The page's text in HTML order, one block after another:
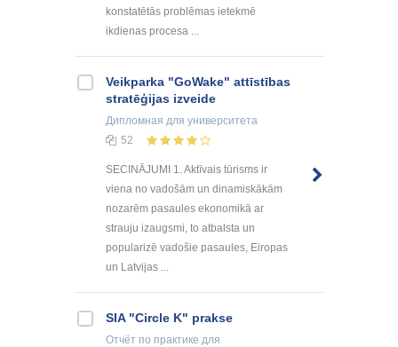
konstatētās problēmas ietekmē
ikdienas procesa ...
Veikparka "GoWake" attīstības
stratēģijas izveide
Дипломная для университета
52
SECINĀJUMI 1. Aktīvais tūrisms ir
viena no vadošām un dinamiskākām
nozarēm pasaules ekonomikā ar
strauju izaugsmi, to atbalsta un
popularizē vadošie pasaules, Eiropas
un Latvijas ...
SIA "Circle K" prakse
Отчёт по практике для